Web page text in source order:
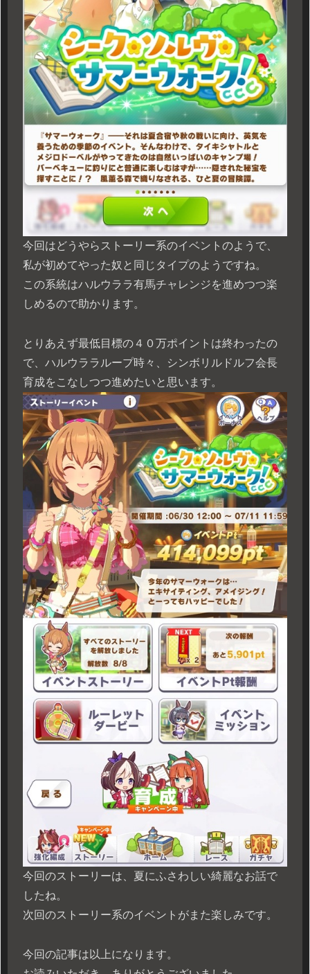
今回はどうやらストーリー系のイベントのようで、
私が初めてやった奴と同じタイプのようですね。
この系統はハルウララ有馬チャレンジを進めつつ楽
しめるので助かります。
とりあえず最低目標の４０万ポイントは終わったの
で、ハルウララループ時々、シンボリルドルフ会長
育成をこなしつつ進めたいと思います。
今回のストーリーは、夏にふさわしい綺麗なお話で
したね。
次回のストーリー系のイベントがまた楽しみです。
今回の記事は以上になります。